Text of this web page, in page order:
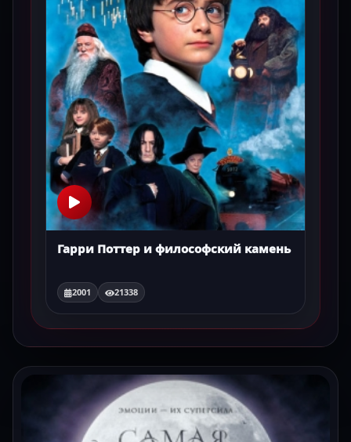
Гарри Поттер и философский камень
2001 21338